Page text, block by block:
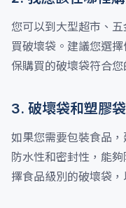
您可以到大型超市、
買破壞袋。建議您選
保購買的破壞袋符合您
3. 破壞袋和塑膠
如果您需要包裝食品
防水性和密封性，能
擇食品級別的破壞袋，